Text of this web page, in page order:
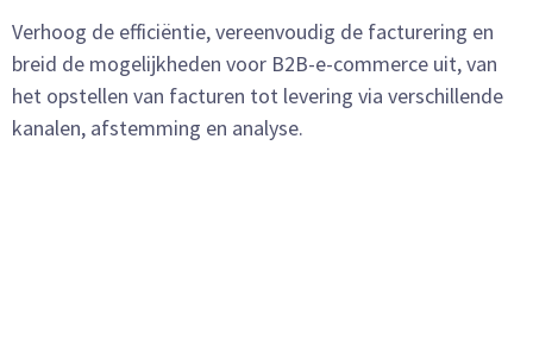
Verhoog de efficiëntie, vereenvoudig de facturering en
breid de mogelijkheden voor B2B-e-commerce uit, van
het opstellen van facturen tot levering via verschillende
kanalen, afstemming en analyse.